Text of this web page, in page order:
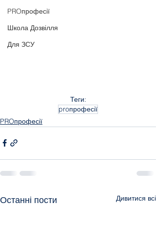
PROпрофесії
Школа Дозвілля
Для ЗСУ
Теги:
proпрофесії
PROпрофесії
Останні пости Дивитися всі